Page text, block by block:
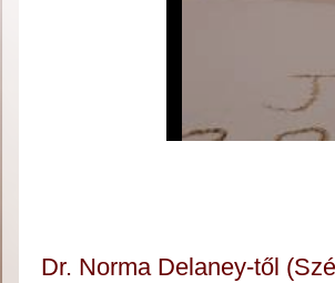
Dr. Norma Delaney-től